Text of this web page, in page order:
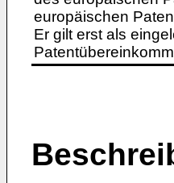
europäischen
Er gilt erst als